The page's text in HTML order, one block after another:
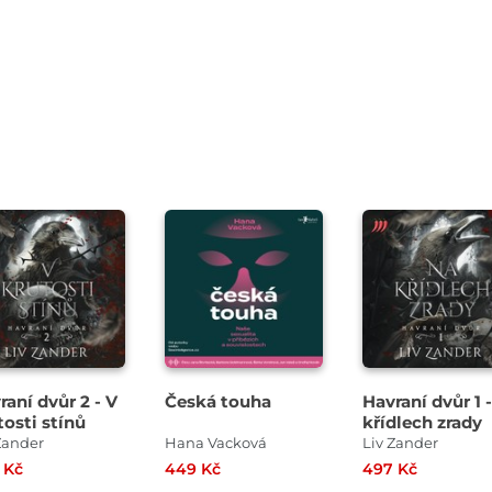
dvůr 2 - V
stínů
Česká touha
Hana Vacková
449 Kč
Přehrát
ukázku
Havraní dvůr 1
křídlech zrady
Liv Zander
497 Kč